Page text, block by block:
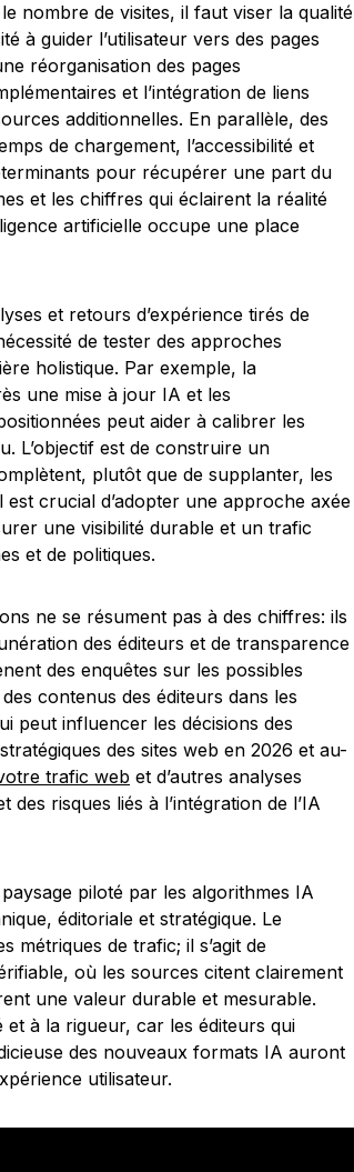
nombre de visites, il faut viser la qualité
à guider l’utilisateur vers des pages
réorganisation des pages
et l’intégration de liens
additionnelles. En parallèle, des
de chargement, l’accessibilité et
pour récupérer une part du
et les chiffres qui éclairent la réalité
artificielle occupe une place
et retours d’expérience tirés de
de tester des approches
holistique. Par exemple, la
une mise à jour IA et les
peut aider à calibrer les
L’objectif est de construire un
plutôt que de supplanter, les
crucial d’adopter une approche axée
une visibilité durable et un trafic
et de politiques.
ne se résument pas à des chiffres: ils
des éditeurs et de transparence
des enquêtes sur les possibles
contenus des éditeurs dans les
peut influencer les décisions des
des sites web en 2026 et au-
trafic web et d’autres analyses
risques liés à l’intégration de l’IA
piloté par les algorithmes IA
éditoriale et stratégique. Le
métriques de trafic; il s’agit de
où les sources citent clairement
une valeur durable et mesurable.
à la rigueur, car les éditeurs qui
des nouveaux formats IA auront
utilisateur.